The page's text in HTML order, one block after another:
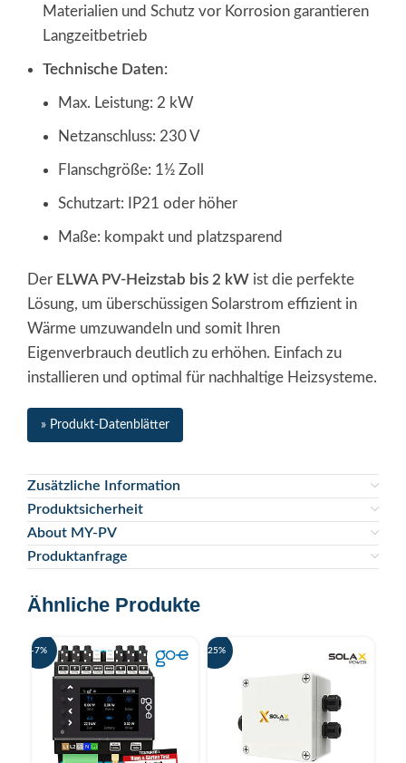
Materialien und Schutz vor Korrosion garantieren
Langzeitbetrieb
Technische Daten:
Max. Leistung: 2 kW
Netzanschluss: 230 V
Flanschgröße: 1½ Zoll
Schutzart: IP21 oder höher
Maße: kompakt und platzsparend
Der ELWA PV-Heizstab bis 2 kW ist die perfekte
Lösung, um überschüssigen Solarstrom effizient in
Wärme umzuwandeln und somit Ihren
Eigenverbrauch deutlich zu erhöhen. Einfach zu
installieren und optimal für nachhaltige Heizsysteme.
» Produkt-Datenblätter
Zusätzliche Information
Produktsicherheit
About MY-PV
Produktanfrage
Ähnliche Produkte
-7% -25%